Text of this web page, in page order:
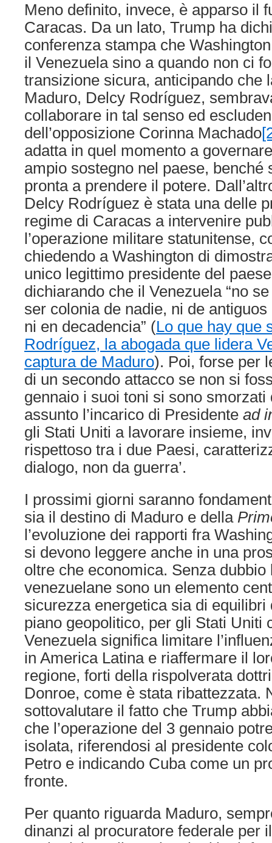
Meno definito, invece, è apparso il
Caracas. Da un lato, Trump ha
conferenza stampa che
il Venezuela sino a quando non ci
transizione sicura, anticipando che
Maduro, Delcy Rodríguez,
collaborare in tal senso ed
dell’opposizione Corinna Machado
adatta in quel momento a
ampio sostegno nel paese, benché
pronta a prendere il potere.
Delcy Rodríguez è stata una delle
regime di Caracas a intervenire
l’operazione militare statunitense,
chiedendo a Washington di
unico legittimo presidente del
dichiarando che il Venezuela “no
ser colonia de nadie, ni de
ni en decadencia” (Lo que hay que
Rodríguez, la abogada que lidera
captura de Maduro). Poi, forse per
di un secondo attacco se non si
gennaio i suoi toni si sono smorzati
assunto l’incarico di Presidente ad
gli Stati Uniti a lavorare insieme,
rispettoso tra i due Paesi,
dialogo, non da guerra’.
I prossimi giorni saranno
sia il destino di Maduro e della
l’evoluzione dei rapporti fra
si devono leggere anche in una
oltre che economica. Senza
venezuelane sono un elemento
sicurezza energetica sia di
piano geopolitico, per gli Stati Uniti
Venezuela significa limitare
in America Latina e riaffermare il
regione, forti della rispolverata
Donroe, come è stata ribattezzata.
sottovalutare il fatto che Trump
che l’operazione del 3 gennaio
isolata, riferendosi al presidente
Petro e indicando Cuba come un
fronte.
Per quanto riguarda Maduro,
dinanzi al procuratore federale per